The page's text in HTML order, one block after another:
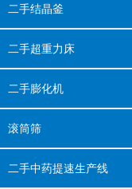
二手结晶釜
二手超重力床
二手膨化机
滚筒筛
二手中药提速生产线